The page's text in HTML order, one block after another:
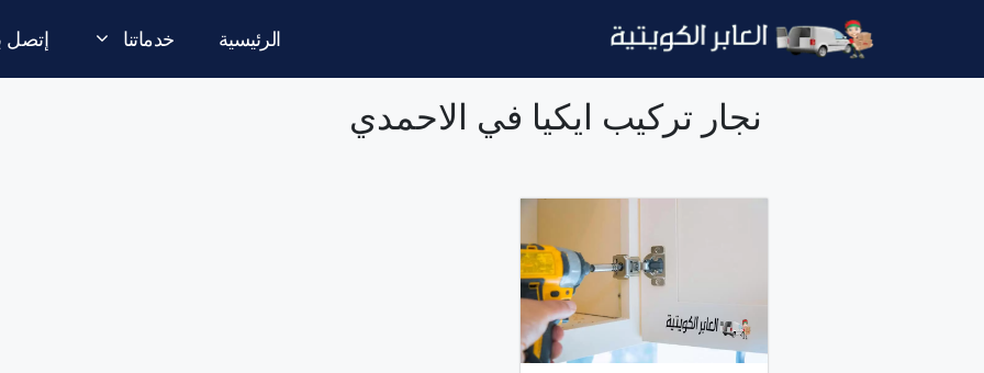
المحتوى
الرئيسية خدماتنا إتصل
نجار تركيب ايكيا في الاحمدي